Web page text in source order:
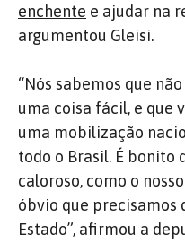
enchente e ajudar na
argumentou Gleisi.
“Nós sabemos que
uma coisa fácil, e que
uma mobilização
todo o Brasil. É bonito
caloroso, como o
óbvio que precisamos
Estado”, afirmou a